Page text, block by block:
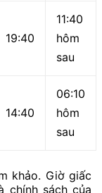
19:40
11:40
hôm
sau
14:40
06:10
hôm
sau
khảo. Giờ giấc
sách của